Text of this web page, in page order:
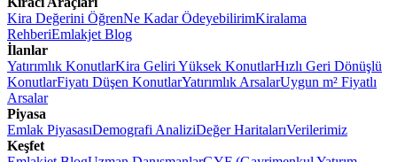
Kira Değerini ÖğrenNe Kadar ÖdeyebilirimKiralama
RehberiEmlakjet Blog
İlanlar
Yatırımlık KonutlarKira Geliri Yüksek KonutlarHızlı Geri Dönüşlü
KonutlarFiyatı Düşen KonutlarYatırımlık ArsalarUygun m² Fiyatlı
Arsalar
Piyasa
Emlak PiyasasıDemografi AnaliziDeğer HaritalarıVerilerimiz
Keşfet